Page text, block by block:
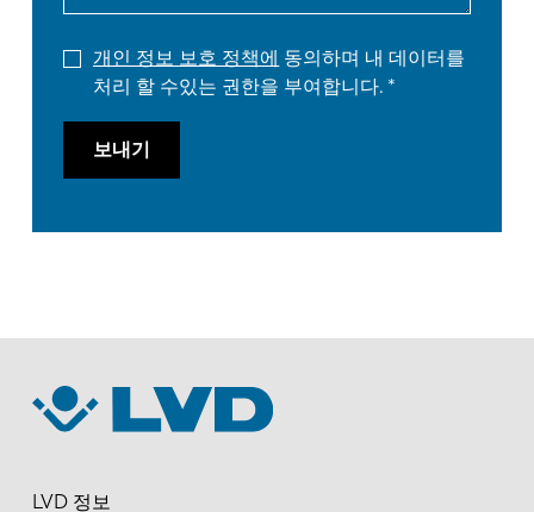
개인 정보 보호 정책에 동의하며 내 데이터를
처리 할 수있는 권한을 부여합니다.
보내기
LVD 정보